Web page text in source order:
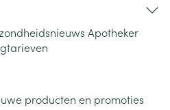
Apotheker
producten en promoties